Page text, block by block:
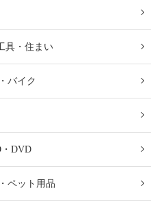
具・住まい
バイク
DVD
ペット用品